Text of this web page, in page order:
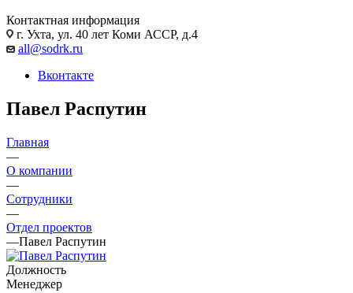
Контактная информация
г. Ухта, ул. 40 лет Коми АССР, д.4
all@sodrk.ru
Вконтакте
Павел Распутин
Главная
—
О компании
—
Сотрудники
—
Отдел проектов
—Павел Распутин
Должность
Менеджер